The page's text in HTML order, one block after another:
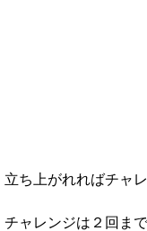
立ち上がれればチャ
チャレンジは２回ま